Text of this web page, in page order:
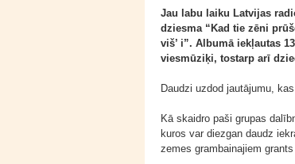
Jau labu laiku Latvijas
dziesma “Kad tie zēni
viš’ i”. Albumā iekļautas
viesmūziķi, tostarp arī
Daudzi uzdod jautājumu,
Kā skaidro paši grupas
kuros var diezgan daudz
zemes grambainajiem